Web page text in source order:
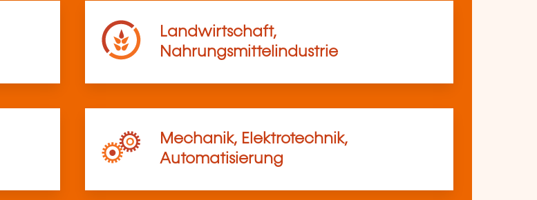
Landwirtschaft,
Nahrungsmittelindustrie
Mechanik, Elektrotechnik,
Automatisierung